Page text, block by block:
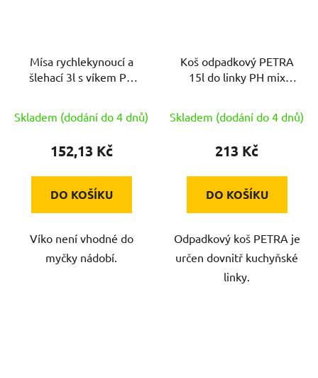
Mísa rychlekynoucí a
šlehací 3l s víkem PH
Skladem (dodání do 4 dnů)
152,13 Kč
DO KOŠÍKU
Víko není vhodné do
myčky nádobí.
Koš odpadkový PETRA
15l do linky PH mix
Skladem (dodání do 4 dnů)
213 Kč
DO KOŠÍKU
Odpadkový koš PETRA je
určen dovnitř kuchyňské
linky.